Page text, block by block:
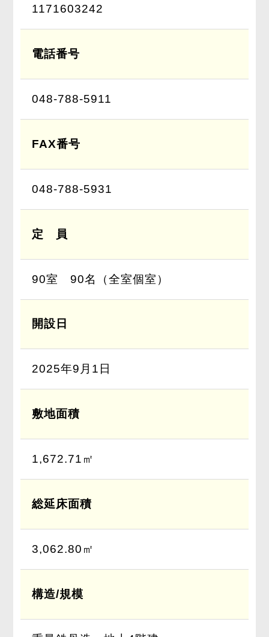
1171603242
電話番号
048-788-5911
FAX番号
048-788-5931
定 員
90室 90名（全室個室）
開設日
2025年9月1日
敷地面積
1,672.71㎡
総延床面積
3,062.80㎡
構造/規模